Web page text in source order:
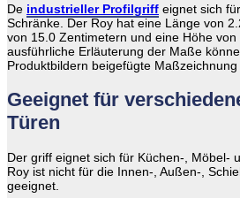
De industrieller Profilgriff eignet sich
Schränke. Der Roy hat eine Länge von
von 15.0 Zentimetern und eine Höhe
ausführliche Erläuterung der Maße
Produktbildern beigefügte Maßzeichnung
Geeignet für
Türen
Der griff eignet sich für Küchen-, Möbel-
Roy ist nicht für die Innen-, Außen-,
geeignet.